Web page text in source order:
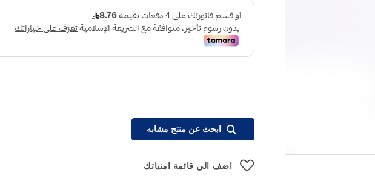
ابحث عن منتج مشابه
اضف الي قائمة امنياتك